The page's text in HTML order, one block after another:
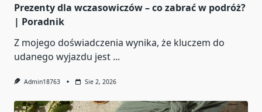
Prezenty dla wczasowiczów – co zabrać w podróż?
| Poradnik
Z mojego doświadczenia wynika, że kluczem do
udanego wyjazdu jest ...
Admin18763 Sie 2, 2026